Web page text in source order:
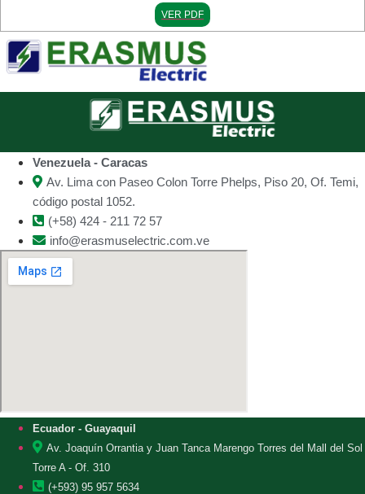
VER PDF
Venezuela - Caracas
Av. Lima con Paseo Colon Torre Phelps, Piso 20, Of. Temi,
código postal 1052.
(+58) 424 - 211 72 57
info@erasmuselectric.com.ve
Ecuador - Guayaquil
Av. Joaquín Orrantia y Juan Tanca Marengo Torres del Mall del Sol
Torre A - Of. 310
(+593) 95 957 5634